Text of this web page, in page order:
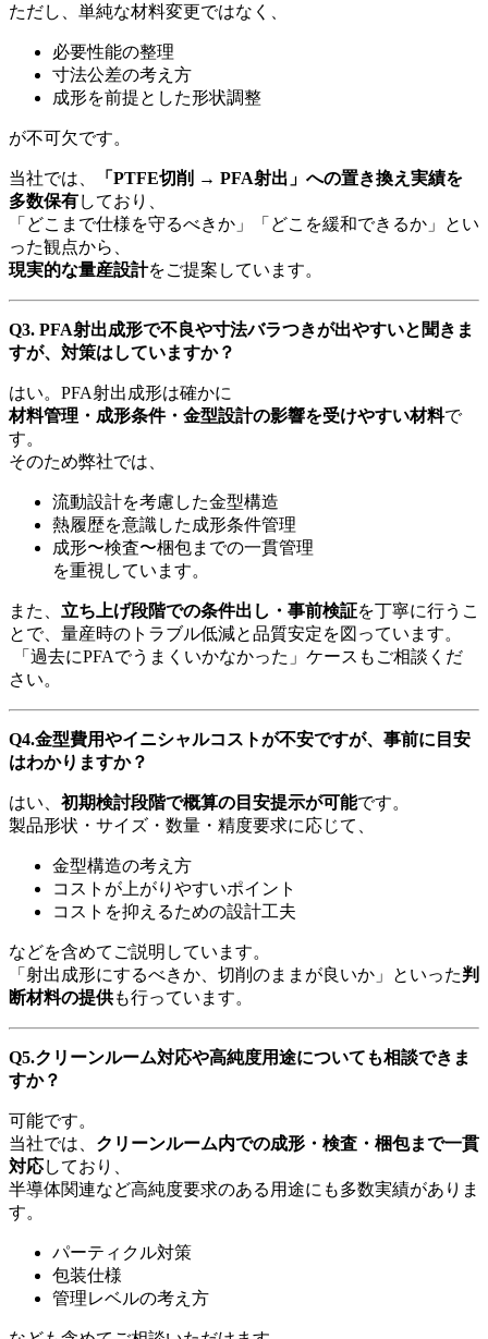
ただし、単純な材料変更ではなく、
必要性能の整理
寸法公差の考え方
成形を前提とした形状調整
が不可欠です。
当社では、 「 PTFE切削 → PFA射出」への置き換え実績を
多数保有しており、
「どこまで仕様を守るべきか」「どこを緩和できるか」とい
った観点から、
現実的な量産設計をご提案しています。
Q3. PFA射出成形で不良や寸法バラつきが出やすいと聞きま
すが、対策はしていますか？
はい。 PFA射出成形は確かに
材料管理・成形条件・金型設計の影響を受けやすい材料で
す。
そのため弊社では、
流動設計を考慮した金型構造
熱履歴を意識した成形条件管理
成形〜検査〜梱包までの一貫管理
を重視しています。
また、 立ち上げ段階での条件出し・事前検証を丁寧に行うこ
とで、量産時のトラブル低減と品質安定を図っています。
「過去にPFAでうまくいかなかった」ケースもご相談くだ
さい。
Q4.金型費用やイニシャルコストが不安ですが、事前に目安
はわかりますか？
はい、 初期検討段階で概算の目安提示が可能です。
製品形状・サイズ・数量・精度要求に応じて、
金型構造の考え方
コストが上がりやすいポイント
コストを抑えるための設計工夫
などを含めてご説明しています。
「射出成形にするべきか、切削のままが良いか」といった判
断材料の提供も行っています。
Q5.クリーンルーム対応や高純度用途についても相談できま
すか？
可能です。
当社では、 クリーンルーム内での成形・検査・梱包まで一貫
対応しており、
半導体関連など高純度要求のある用途にも多数実績がありま
す。
パーティクル対策
包装仕様
管理レベルの考え方